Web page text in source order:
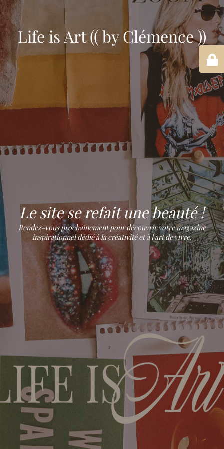
Life is Art (( by Clémence ))
Le site se refait une beauté !
Rendez-vous prochainement pour découvrir votre magazine
inspirationnel dédié à la créativité et à l'art de vivre.